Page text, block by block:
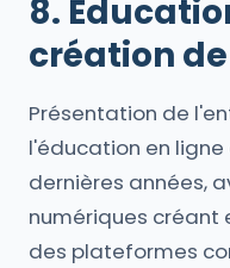
8.
création
Présentation de
l'éducation en
dernières années,
numériques créant
des plateformes